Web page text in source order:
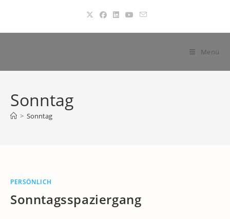
springen
Menü
Sonntag
> Sonntag
PERSÖNLICH
Sonntagsspaziergang